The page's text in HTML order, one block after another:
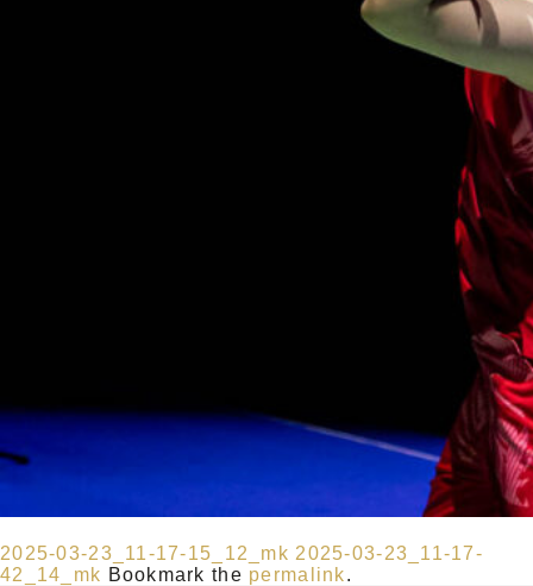
2025-03-23_11-17-15_12_mk 2025-03-23_11-17-
42_14_mk Bookmark the permalink.